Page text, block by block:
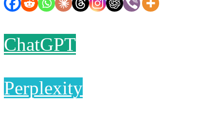
ChatGPT
Perplexity